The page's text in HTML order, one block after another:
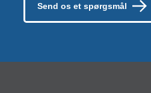
Send os et spørgsmål